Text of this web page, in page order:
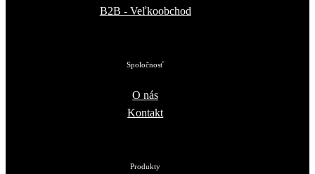
B2B - Veľkoobchod
Spoločnosť
O nás
Kontakt
Produkty